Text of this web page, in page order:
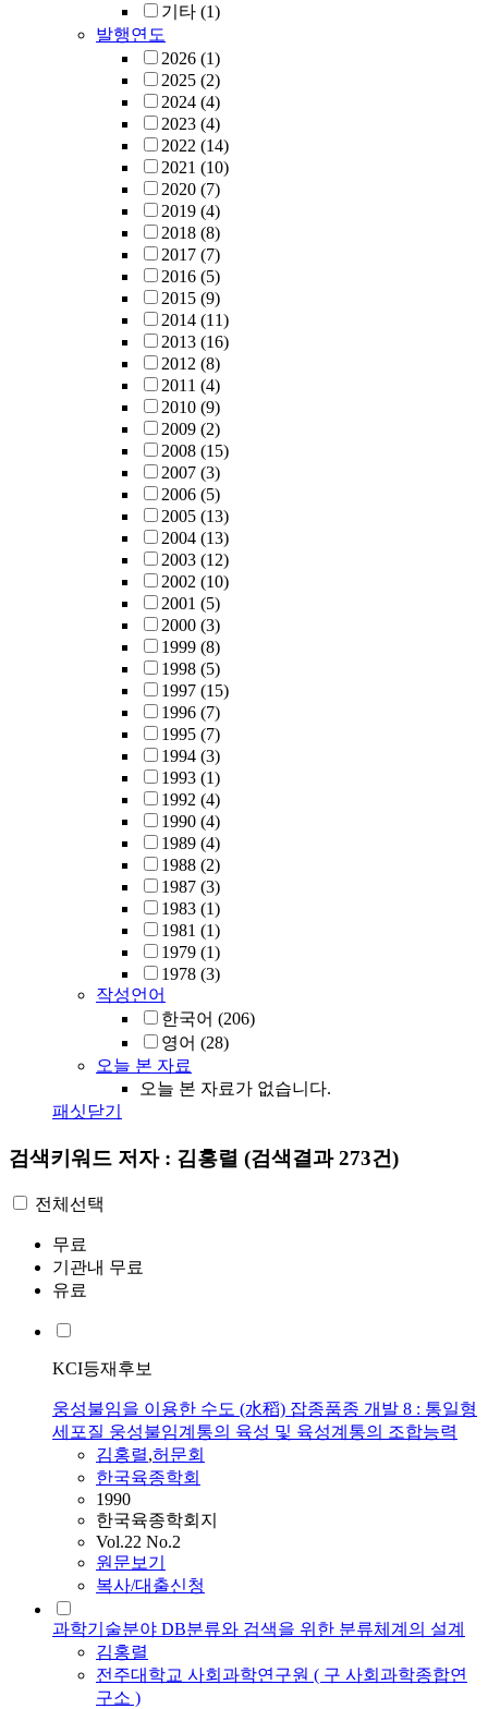
기타 (1)
발행연도
2026 (1)
2025 (2)
2024 (4)
2023 (4)
2022 (14)
2021 (10)
2020 (7)
2019 (4)
2018 (8)
2017 (7)
2016 (5)
2015 (9)
2014 (11)
2013 (16)
2012 (8)
2011 (4)
2010 (9)
2009 (2)
2008 (15)
2007 (3)
2006 (5)
2005 (13)
2004 (13)
2003 (12)
2002 (10)
2001 (5)
2000 (3)
1999 (8)
1998 (5)
1997 (15)
1996 (7)
1995 (7)
1994 (3)
1993 (1)
1992 (4)
1990 (4)
1989 (4)
1988 (2)
1987 (3)
1983 (1)
1981 (1)
1979 (1)
1978 (3)
작성언어
한국어 (206)
영어 (28)
오늘 본 자료
오늘 본 자료가 없습니다.
패싯닫기
검색키워드 저자 : 김홍렬 (검색결과 273건)
전체선택
무료
기관내 무료
유료
KCI등재후보
웅성불임을 이용한 수도 (水稻) 잡종품종 개발 8 : 통일형
세포질 웅성불임계통의 육성 및 육성계통의 조합능력
김홍렬,허문회
한국육종학회
1990
한국육종학회지
Vol.22 No.2
원문보기
복사/대출신청
과학기술분야 DB분류와 검색을 위한 분류체계의 설계
김홍렬
전주대학교 사회과학연구원 ( 구 사회과학종합연
구소 )